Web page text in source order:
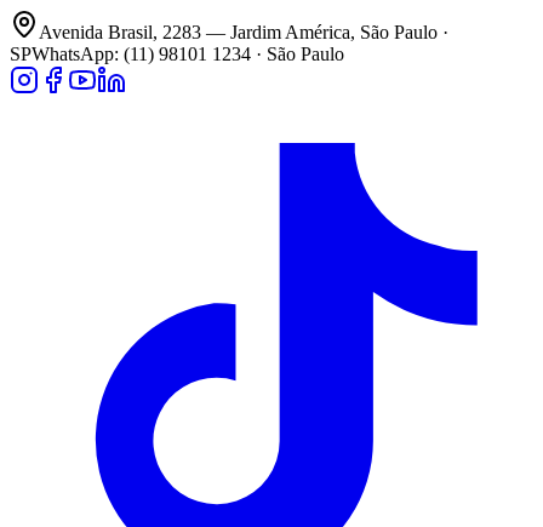
Avenida Brasil, 2283 — Jardim América, São Paulo ·
SPWhatsApp: (11) 98101 1234 · São Paulo